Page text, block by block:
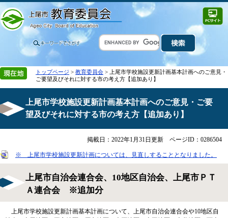
トップページ > 教育委員会 > 上尾市学校施設更新計画基本計画へのご意見・
ご要望及びそれに対する市の考え方【追加あり】
上尾市学校施設更新計画基本計画へのご意見・ご要
望及びそれに対する市の考え方【追加あり】
掲載日：2022年1月31日更新 ページID：0286504
※ 上尾市学校施設更新計画については、見直しすることとなりました。
上尾市自治会連合会、10地区自治会、上尾市ＰＴ
Ａ連合会 ※追加分
上尾市学校施設更新計画基本計画について、上尾市自治会連合会や10地区自